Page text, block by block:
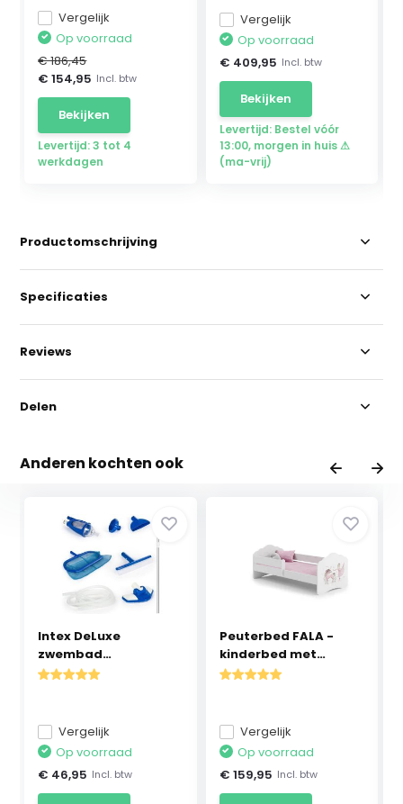
Vergelijk
Op voorraad
€ 186,45
€ 154,95 Incl. btw
Bekijken
Levertijd: 3 tot 4
werkdagen
Vergelijk
Op voorraad
€ 409,95 Incl. btw
Bekijken
Levertijd: Bestel vóór
13:00, morgen in huis ⚠
(ma-vrij)
Productomschrijving
Specificaties
Reviews
Delen
Anderen kochten ook
Intex DeLuxe
zwembad
schoonmaakset - ...
Vergelijk
Op voorraad
€ 46,95 Incl. btw
Peuterbed FALA -
kinderbed met
matras...
Vergelijk
Op voorraad
€ 159,95 Incl. btw